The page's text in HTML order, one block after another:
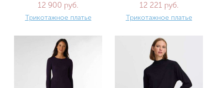
12 900 руб.
Трикотажное платье
12 221 руб.
Трикотажное платье